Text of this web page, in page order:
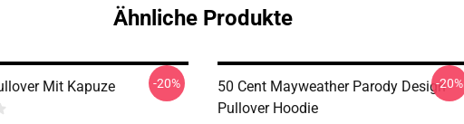
Ähnliche Produkte
Mit Kapuze -20%
50 Cent Mayweather Parody Design
Pullover Hoodie
-20%